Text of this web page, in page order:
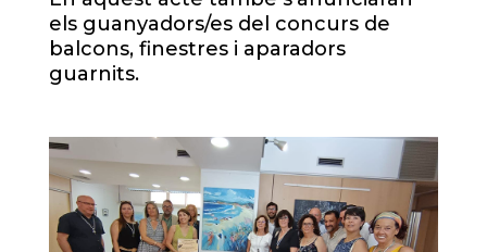
els guanyadors/es del concurs de
balcons, finestres i aparadors
guarnits.